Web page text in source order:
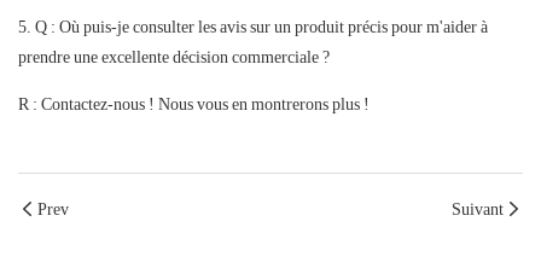
5. Q : Où puis-je consulter les avis sur un produit précis pour m'aider à
prendre une excellente décision commerciale ?
R : Contactez-nous ! Nous vous en montrerons plus !
Prev Suivant